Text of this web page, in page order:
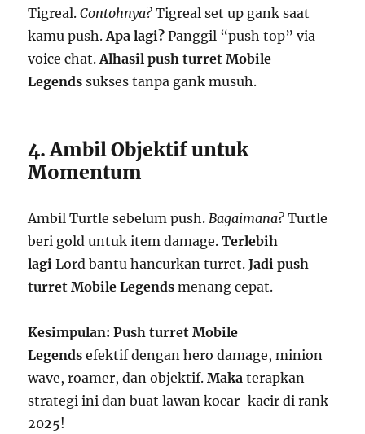
Tigreal.Contohnya? Tigreal set up gank saat
kamu push.Apa lagi? Panggil “push top” via
voice chat.Alhasil push turret Mobile
Legends sukses tanpa gank musuh.
4. Ambil Objektif untuk
Momentum
Ambil Turtle sebelum push.Bagaimana? Turtle
beri gold untuk item damage.Terlebih
lagi Lord bantu hancurkan turret.Jadi push
turret Mobile Legends menang cepat.
Kesimpulan: Push turret Mobile
Legends efektif dengan hero damage, minion
wave, roamer, dan objektif.Maka terapkan
strategi ini dan buat lawan kocar-kacir di rank
2025!